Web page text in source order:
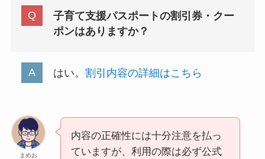
子育て支援パスポートの割引券・クー
ポンはありますか？
はい。 割引内容の詳細はこちら
まめお
内容の正確性には十分注意を払っ
ていますが、利用の際は必ず公式